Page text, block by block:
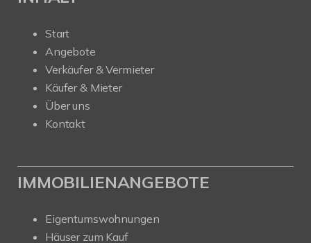
Start
Angebote
Verkäufer & Vermieter
Käufer & Mieter
Über uns
Kontakt
IMMOBILIENANGEBOTE
Eigentumswohnungen
Häuser zum Kauf